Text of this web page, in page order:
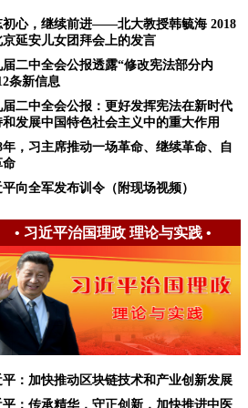
初心，继续前进——北大教授韩毓海 2018
京延安儿女团拜会上的发言
届二中全会公报透露“修改宪法部分内
条新信息
届二中全会公报：更好发挥宪法在新时代
和发展中国特色社会主义中的重大作用
年，习主席推动一场革命、继续革命、自
命
向全军发布训令（附现场视频）
• 习近平治国理政 理论与实践•
平：加快推动区块链技术和产业创新发展
平：传承精华，守正创新，加快推进中医